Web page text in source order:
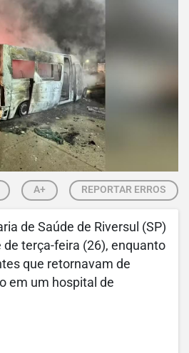
A+ REPORTAR ERROS
de Saúde de Riversul (SP)
terça-feira (26), enquanto
que retornavam de
em um hospital de